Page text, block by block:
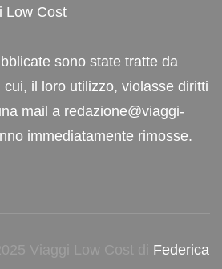
Low Cost
sono state tratte da
il loro utilizzo, violasse diritti
mail a redazione@viaggi-
immediatamente rimosse.
Viaggi Low Cost di Federica